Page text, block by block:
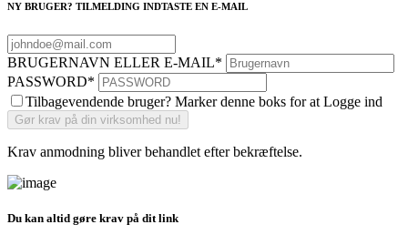
NY BRUGER? TILMELDING INDTASTE EN E-MAIL
BRUGERNAVN ELLER E-MAIL*
PASSWORD*
Tilbagevendende bruger? Marker denne boks for at Logge ind
Krav anmodning bliver behandlet efter bekræftelse.
Du kan altid gøre krav på dit link